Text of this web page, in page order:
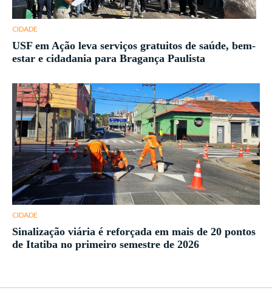
CIDADE
USF em Ação leva serviços gratuitos de saúde, bem-
estar e cidadania para Bragança Paulista
CIDADE
Sinalização viária é reforçada em mais de 20 pontos
de Itatiba no primeiro semestre de 2026